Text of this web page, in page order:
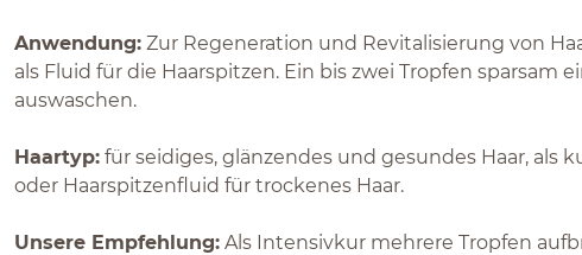
Anwendung: Zur Regeneration und Revitalisierung von
als Fluid für die Haarspitzen. Ein bis zwei Tropfen sparsam
auswaschen.
Haartyp: für seidiges, glänzendes und gesundes Haar, als
oder Haarspitzenfluid für trockenes Haar.
Unsere Empfehlung: Als Intensivkur mehrere Tropfen